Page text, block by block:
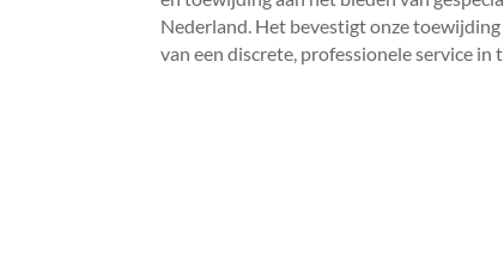
Nederland.​ Het bevestigt onze
van een discrete, professionele service in